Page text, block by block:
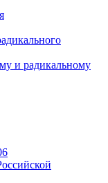
и радикальному